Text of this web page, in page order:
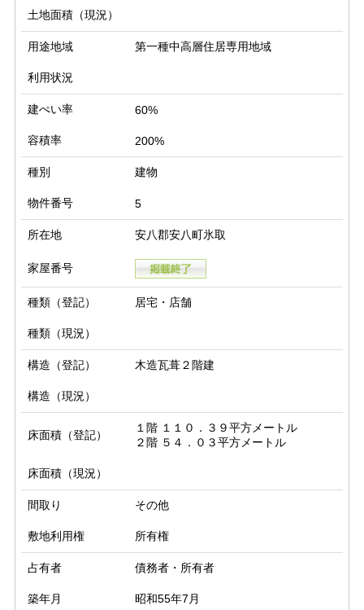
土地面積（現況）
用途地域 第一種中高層住居専用地域
利用状況
建ぺい率 60%
容積率 200%
種別 建物
物件番号 5
所在地 安八郡安八町氷取
家屋番号
種類（登記） 居宅・店舗
種類（現況）
構造（登記） 木造瓦葺２階建
構造（現況）
床面積（登記）
１階 １１０．３９平方メートル
２階 ５４．０３平方メートル
床面積（現況）
間取り その他
敷地利用権 所有権
占有者 債務者・所有者
築年月 昭和55年7月